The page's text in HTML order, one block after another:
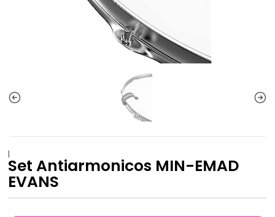
|
Set Antiarmonicos MIN-EMAD
EVANS